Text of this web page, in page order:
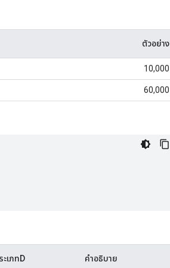
ตัวอย่าง
10,000
60,000
ะเภทD คำอธิบาย